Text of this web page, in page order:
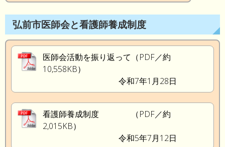
弘前市医師会と看護師養成制度
医師会活動を振り返って（PDF／約
10,558KB）
令和7年1月28日
看護師養成制度 （PDF／約
2,015KB）
令和5年7月12日